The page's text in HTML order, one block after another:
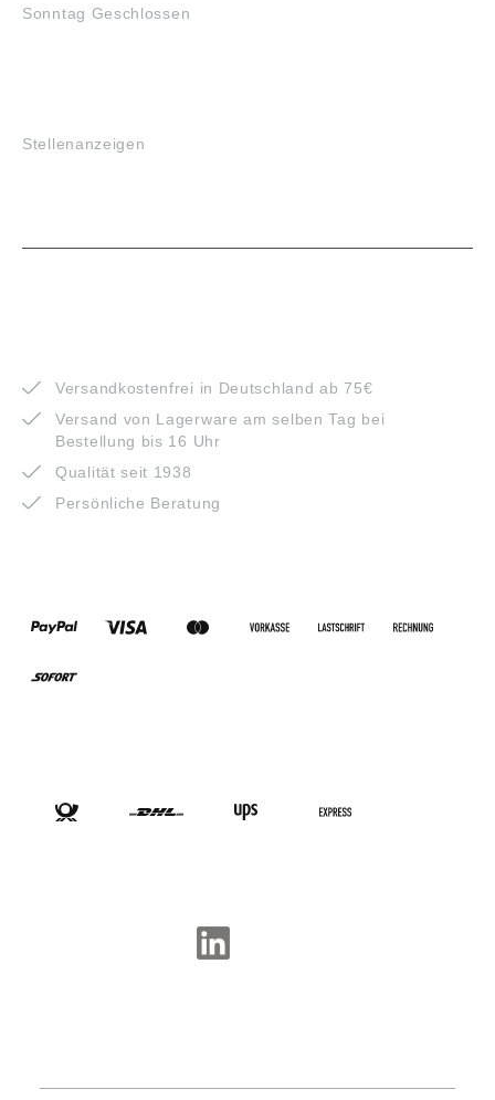
Sonntag Geschlossen
Stellenanzeigen
Versandkostenfrei in Deutschland ab 75€
Versand von Lagerware am selben Tag bei
Bestellung bis 16 Uhr
Qualität seit 1938
Persönliche Beratung